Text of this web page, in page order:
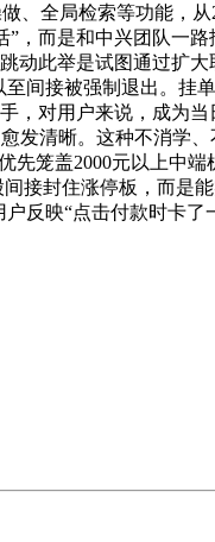
全局检索等功能，
，而是和中兴团队一
动此举是试图通过扩
间接被强制退出。
对用户来说，成为
清晰。这种不消学
笼盖2000元以上中
接封住涨停板，而
反映“点击付款时卡